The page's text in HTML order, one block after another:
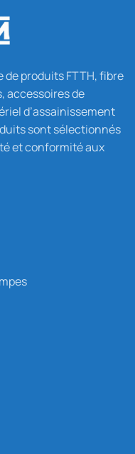
de produits FTTH, fibre
accessoires de
d’assainissement
sont sélectionnés
et conformité aux